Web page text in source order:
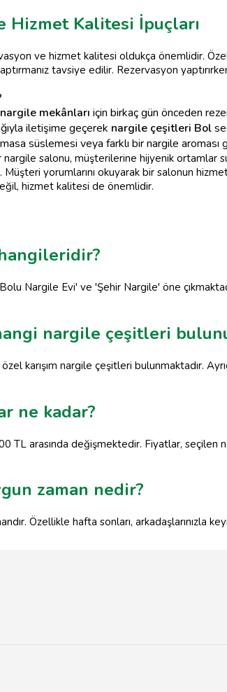
Hizmet Kalitesi İpuçları
ve hizmet kalitesi oldukça önemlidir.
tavsiye edilir. Rezervasyon
mekânları için birkaç gün önceden
iletişime geçerek nargile çeşitleri Bol
süslemesi veya farklı bir nargile
salonu, müşterilerine hijyenik ortamlar
yorumlarını okuyarak bir salonun
hizmet kalitesi de önemlidir.
Nargile Evi' ve 'Şehir Nargile' öne
nargile çeşitleri
karışım nargile çeşitleri bulunmaktadır.
ne kadar?
TL arasında değişmektedir. Fiyatlar, seçilen
zaman nedir?
Özellikle hafta sonları, arkadaşlarınızla